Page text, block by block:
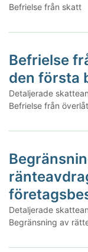
Befrielse från skatt
Befrielse
den första
Detaljerade
Befrielse från
Detaljerade
Begränsning av